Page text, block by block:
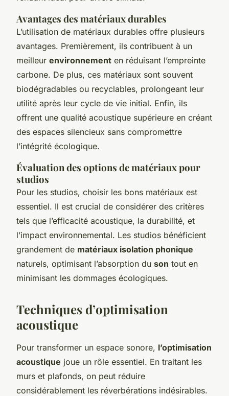
Avantages des matériaux durables
L’utilisation de matériaux durables offre plusieurs
avantages. Premièrement, ils contribuent à un
meilleur environnement en réduisant l’empreinte
carbone. De plus, ces matériaux sont souvent
biodégradables ou recyclables, prolongeant leur
utilité après leur cycle de vie initial. Enfin, ils
offrent une qualité acoustique supérieure en créant
des espaces silencieux sans compromettre
l’intégrité écologique.
Évaluation des options de matériaux pour
studios
Pour les studios, choisir les bons matériaux est
essentiel. Il est crucial de considérer des critères
tels que l’efficacité acoustique, la durabilité, et
l’impact environnemental. Les studios bénéficient
grandement de matériaux isolation phonique
naturels, optimisant l’absorption du son tout en
minimisant les dommages écologiques.
Techniques d’optimisation
acoustique
Pour transformer un espace sonore, l’optimisation
acoustique joue un rôle essentiel. En traitant les
murs et plafonds, on peut réduire
considérablement les réverbérations indésirables.